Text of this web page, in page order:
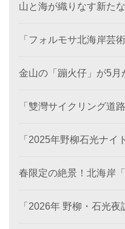
山と海が織りなす新た
「フォルモサ北海岸芸
もに2026年アメリカ「
金山の「蹦火仔」が5月
「雙灣サイクリング道
「2025年野柳石光ナイ
ワーを照らす
春限定の絶景！北海岸
「2026年 野柳・石光